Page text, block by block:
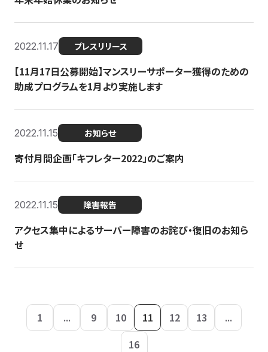
2022.11.17 プレスリリース
【11月17日公募開始】マンスリーサポーター獲得のための
助成プログラムを1月より実施します
2022.11.15 お知らせ
寄付月間企画「キフレター2022」のご案内
2022.11.15 障害報告
アクセス集中によるサーバー障害のお詫び・復旧のお知ら
せ
1 ... 9 10 11 12 13
...
16